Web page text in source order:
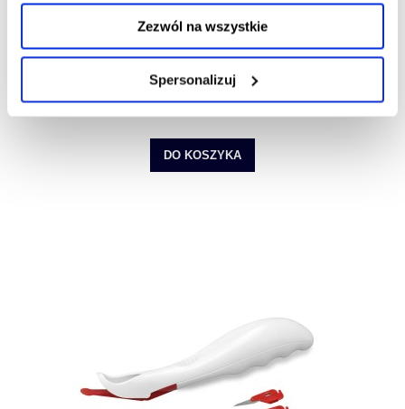
Zezwól na wszystkie
Spersonalizuj
DTF, PPF, papieru
245,93 zł
Najniższa cena:245,93 zł
Cena netto:199,94 zł
DO KOSZYKA